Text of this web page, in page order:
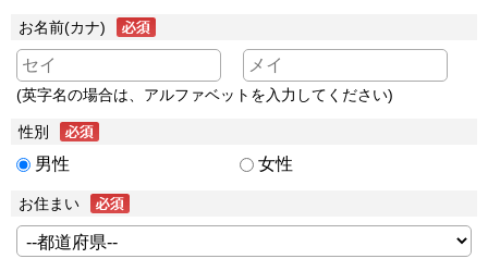
お名前(カナ)
(英字名の場合は、アルファベットを入力してください)
性別
男性 女性
お住まい